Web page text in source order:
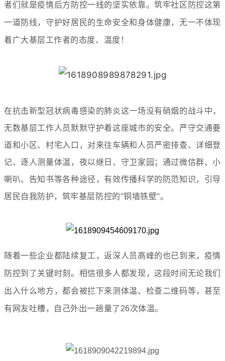
者们就是疫情后方防控一线的坚实依靠。筑牢社区防控这第
一道防线，守护好居民的生命安全和身体健康，无一不体现
着广大基层工作者的态度、温度！
在抗击新型冠状病毒感染的肺炎这一场没有硝烟的战斗中，
无数基层工作人员默默守护着这座城市的安全。严守交通要
道和小区、村宅入口，对来往车辆和人员严密排查、详细登
记、逐人测量体温，夜以继日、守卫家园；通过微信群、小
喇叭、告知书等各种途径，有效传播科学的防范知识，引导
居民自我防护，筑牢基层防控的“铜墙铁壁”。
随着一些企业都陆续复工，返深人员高峰的也已到来，疫情
防控到了关键时刻。相信很多人都发现，这段时间无论我们
出入什么地方，都会被拦下来测体温、检查二维码等，甚至
有网友吐槽，自己外出一趟量了26次体温。